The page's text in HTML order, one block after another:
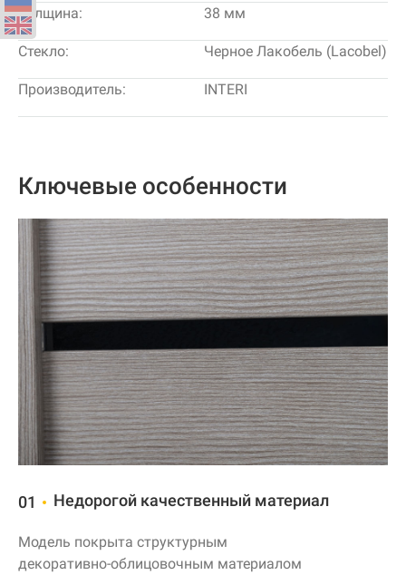
Толщина: 38 мм
Стекло: Черное Лакобель (Lacobel)
Производитель: INTERI
Ключевые особенности
01 Недорогой качественный материал
Модель покрыта структурным
декоративно-облицовочным материалом